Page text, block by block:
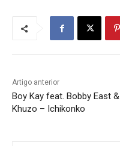
Artigo anterior
Boy Kay feat. Bobby East &
Khuzo – Ichikonko